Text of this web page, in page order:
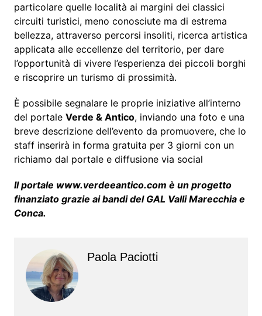
particolare quelle località ai margini dei classici
circuiti turistici, meno conosciute ma di estrema
bellezza, attraverso percorsi insoliti, ricerca artistica
applicata alle eccellenze del territorio, per dare
l’opportunità di vivere l’esperienza dei piccoli borghi
e riscoprire un turismo di prossimità.
È possibile segnalare le proprie iniziative all’interno
del portale Verde & Antico, inviando una foto e una
breve descrizione dell’evento da promuovere, che lo
staff inserirà in forma gratuita per 3 giorni con un
richiamo dal portale e diffusione via social
Il portale www.verdeeantico.com è un progetto
finanziato grazie ai bandi del GAL Valli Marecchia e
Conca.
Paola Paciotti